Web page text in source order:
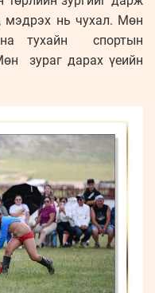
мэдрэх нь чухал. Мөн
тухайн спортын
зураг дарах үеийн